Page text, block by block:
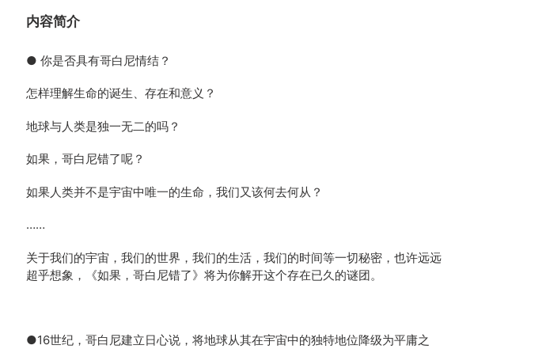
内容简介
● 你是否具有哥白尼情结？
怎样理解生命的诞生、存在和意义？
地球与人类是独一无二的吗？
如果，哥白尼错了呢？
如果人类并不是宇宙中唯一的生命，我们又该何去何从？
……
关于我们的宇宙，我们的世界，我们的生活，我们的时间等一切秘密，也许远远
超乎想象，《如果，哥白尼错了》将为你解开这个存在已久的谜团。
●16世纪，哥白尼建立日心说，将地球从其在宇宙中的独特地位降级为平庸之